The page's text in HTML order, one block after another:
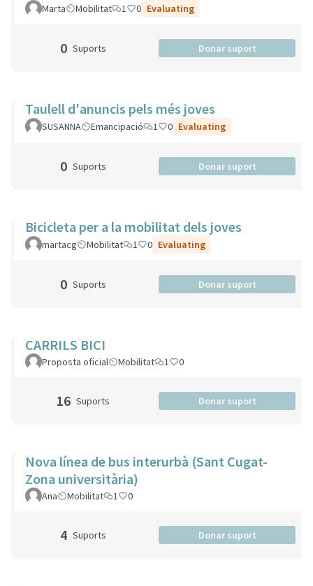
Marta Mobilitat 1 0 Evaluating
0 Suports Donar suport
Taulell d'anuncis pels més joves
SUSANNA Emancipació 1 0 Evaluating
0 Suports Donar suport
Bicicleta per a la mobilitat dels joves
martacg Mobilitat 1 0 Evaluating
0 Suports Donar suport
CARRILS BICI
Proposta oficial Mobilitat 1 0
16 Suports Donar suport
Nova línea de bus interurbà (Sant Cugat-
Zona universitària)
Ana Mobilitat 1 0
4 Suports Donar suport